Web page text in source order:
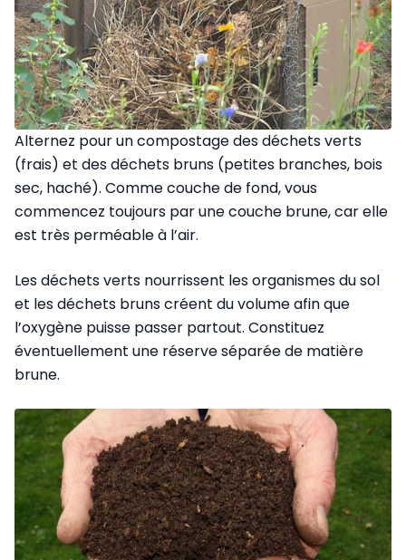
Alternez pour un compostage des déchets verts
(frais) et des déchets bruns (petites branches, bois
sec, haché). Comme couche de fond, vous
commencez toujours par une couche brune, car elle
est très perméable à l’air.
Les déchets verts nourrissent les organismes du sol
et les déchets bruns créent du volume afin que
l’oxygène puisse passer partout. Constituez
éventuellement une réserve séparée de matière
brune.